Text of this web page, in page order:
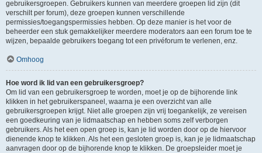
gebruikersgroepen. Gebruikers kunnen van meerdere groepen lid zijn (dit
verschilt per forum), deze groepen kunnen verschillende
permissies/toegangspermissies hebben. Op deze manier is het voor de
beheerder een stuk gemakkelijker meerdere moderators aan een forum toe te
wijzen, bepaalde gebruikers toegang tot een privéforum te verlenen, enz.
Omhoog
Hoe word ik lid van een gebruikersgroep?
Om lid van een gebruikersgroep te worden, moet je op de bijhorende link
klikken in het gebruikerspaneel, waarna je een overzicht van alle
gebruikersgroepen krijgt. Niet alle groepen zijn vrij toegankelijk, ze vereisen
een goedkeuring van je lidmaatschap en hebben soms zelf verborgen
gebruikers. Als het een open groep is, kan je lid worden door op de hiervoor
dienende knop te klikken. Als het een gesloten groep is, kan je je lidmaatschap
aanvragen door op de bijhorende knop te klikken. De groepsleider moet je